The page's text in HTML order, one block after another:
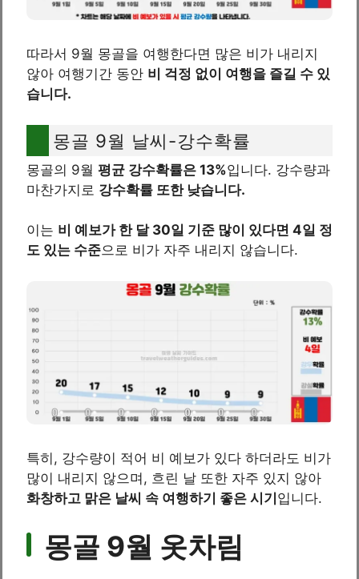
따라서 9월 몽골을 여행한다면 많은 비가 내리지
않아 여행기간 동안 비 걱정 없이 여행을 즐길 수 있
습니다.
몽골 9월 날씨-강수확률
몽골의 9월 평균 강수확률은 13%입니다. 강수량과
마찬가지로 강수확률 또한 낮습니다.
이는 비 예보가 한 달 30일 기준 많이 있다면 4일 정
도 있는 수준으로 비가 자주 내리지 않습니다.
특히, 강수량이 적어 비 예보가 있다 하더라도 비가
많이 내리지 않으며, 흐린 날 또한 자주 있지 않아
화창하고 맑은 날씨 속 여행하기 좋은 시기 입니다.
몽골 9월 옷차림